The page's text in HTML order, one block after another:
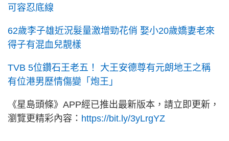
可容忍底線
62歲李子雄近況髮量激增勁花俏 娶小20歲嬌妻老來
得子有混血兒靚樣
TVB 5位鑽石王老五！ 大王安德尊有元朗地王之稱
有位港男歷情傷變「炮王」
《星島頭條》APP經已推出最新版本，請立即更新，
瀏覽更精彩內容： https://bit.ly/3yLrgYZ